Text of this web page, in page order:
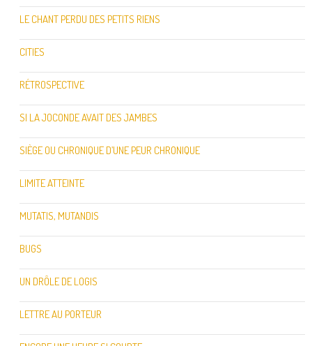
LE CHANT PERDU DES PETITS RIENS
CITIES
RÉTROSPECTIVE
SI LA JOCONDE AVAIT DES JAMBES
SIÈGE OU CHRONIQUE D’UNE PEUR CHRONIQUE
LIMITE ATTEINTE
MUTATIS, MUTANDIS
BUGS
UN DRÔLE DE LOGIS
LETTRE AU PORTEUR